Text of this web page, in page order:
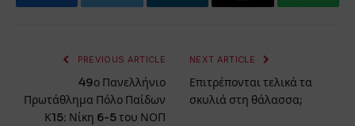
Facebook Twitter LinkedIn Email
PREVIOUS ARTICLE
49ο Πανελλήνιο
Πρωτάθλημα Πόλο Παίδων
Κ15: Νίκη 6-5 του ΝΟΠ
NEXT ARTICLE
Επιτρέπονται τελικά τα
σκυλιά στη θάλασσα;